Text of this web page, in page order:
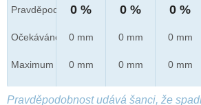
Pravděpod.
Očekáváno
Maximum
0 %
0 mm
0 mm
0 %
0 mm
0 mm
0 %
0 mm
0 mm
Pravděpodobnost udává šanci, že